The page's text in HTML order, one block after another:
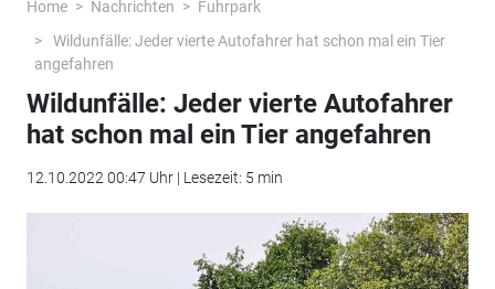
Home Nachrichten
Fuhrpark
Wildunfälle: Jeder vierte Autofahrer hat schon mal ein Tier
angefahren
Wildunfälle: Jeder vierte Autofahrer
hat schon mal ein Tier angefahren
12.10.2022 00:47 Uhr | Lesezeit: 5 min